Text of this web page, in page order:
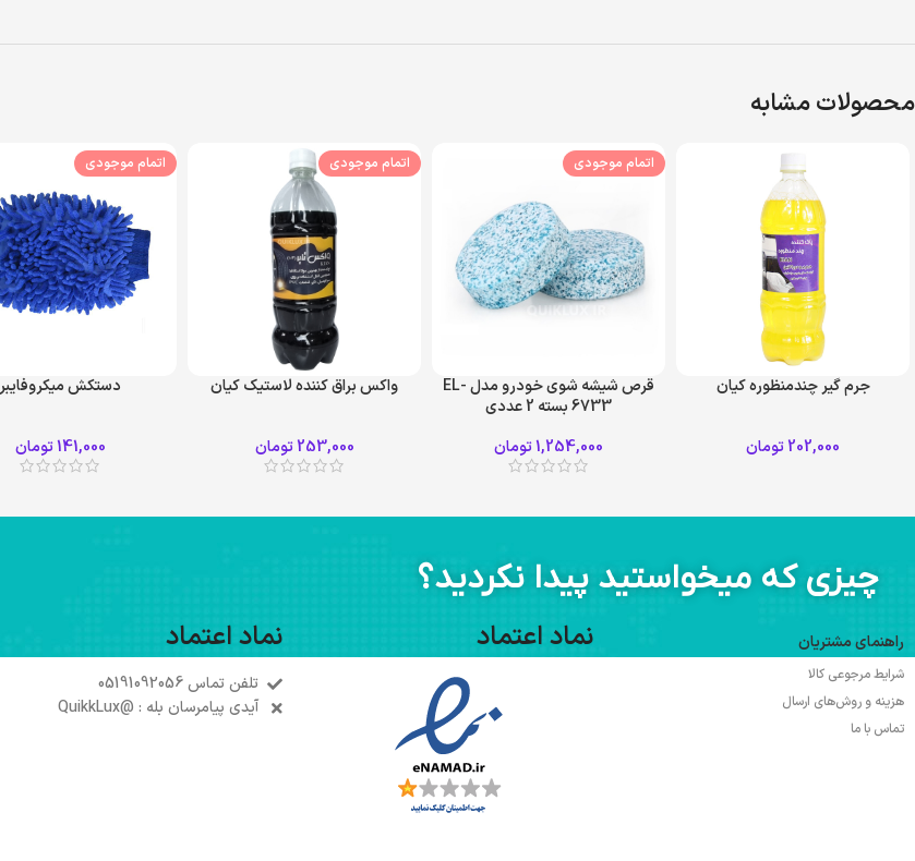
محصولات مشابه
جرم گیر چندمنظوره کیان
202,000تومان
اتمام موجودی
قرص شیشه شوی خودرو مدل EL-
6733 بسته 2 عددی
1,254,000تومان
اتمام موجودی
واکس براق کننده لاستیک کیان
253,000 تومان
اتمام موجودی
دستکش میکروفایبر
141,000تومان
چیزی که میخواستید پیدا نکردید؟
راهنمای مشتریان
شرایط مرجوعی کالا
هزینه و روش‌های ارسال
تماس با ما
نماد اعتماد نماد اعتماد
تلفن تماس 05191092056
آیدی پیامرسان بله : @QuikkLux